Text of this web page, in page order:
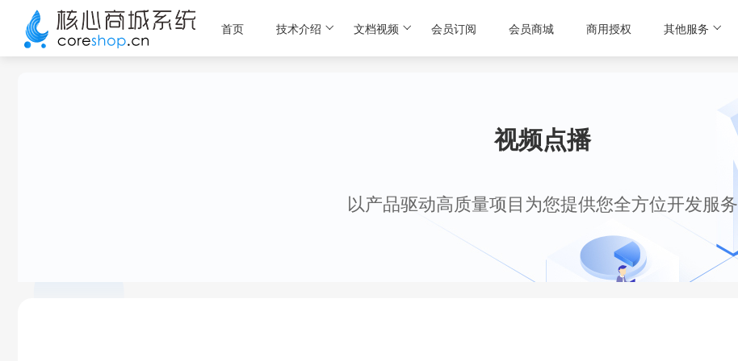
首页 技术介绍 文档视频 会员订阅 会员商城 商用授权 其他服务
视频点播
以产品驱动高质量项目为您提供您全方位开发服务